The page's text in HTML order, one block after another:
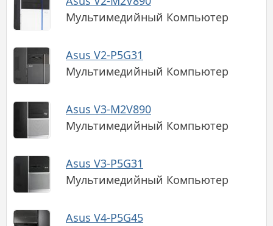
Мультимедийный Компьютер
Asus V2-P5G31
Мультимедийный Компьютер
Asus V3-M2V890
Мультимедийный Компьютер
Asus V3-P5G31
Мультимедийный Компьютер
Asus V4-P5G45